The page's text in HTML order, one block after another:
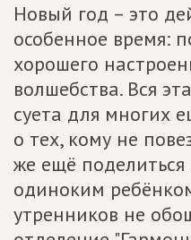
Новый год – это
особенное время:
хорошего
волшебства. Вся
суета для многих
о тех, кому не
же ещё
одиноким
утренников не